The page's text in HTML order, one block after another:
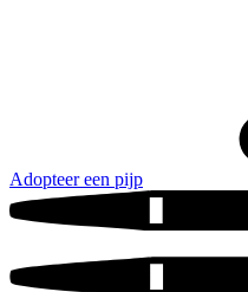
Adopteer een pijp